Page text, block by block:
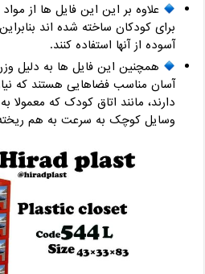
علاوه بر این این فایل ها از
برای کودکان ساخته شده اند
آسوده از آنها استفاده کنند.
همچنین این فایل ها به دلیل
آسان مناسب فضاهایی هستند که
دارند، مانند اتاق کودک که معمولا
وسایل کوچک به سرعت به هم